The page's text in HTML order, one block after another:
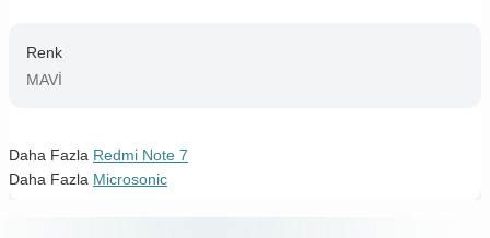
Renk
MAVİ
Daha Fazla Redmi Note 7
Daha Fazla Microsonic